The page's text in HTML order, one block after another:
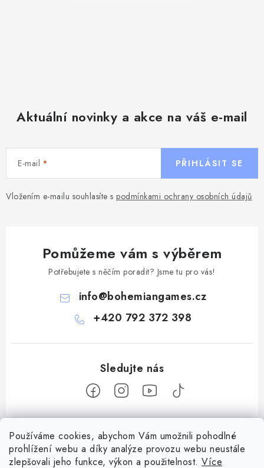
Používáme cookies, abychom Vám umožnili pohodlné
prohlížení webu a díky analýze provozu webu neustále
zlepšovali jeho funkce, výkon a použitelnost. Více
Aktuální novinky a akce na váš e-mail
E-mail
Vložením e-mailu souhlasíte s podmínkami ochrany osobních údajů
PŘIHLÁSIT SE
Pomůžeme vám s výběrem
Potřebujete s něčím poradit? Jsme tu pro vás!
info@bohemiangames.cz
+420 792 372 398
Z
Informace pro vás